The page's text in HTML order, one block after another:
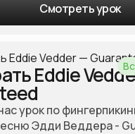
Смотреть урок
Eddie
урок по
Эдди Веддера -